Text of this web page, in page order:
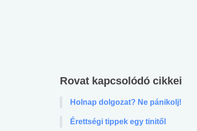
Rovat kapcsolódó cikkei
Holnap dolgozat? Ne pánikolj!
Érettségi tippek egy tinitől